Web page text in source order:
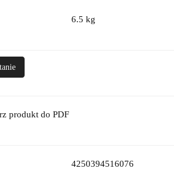
6.5 kg
produkt do PDF
4250394516076